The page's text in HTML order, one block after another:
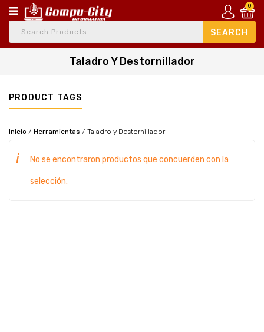
0
Taladro Y Destornillador
PRODUCT TAGS
Inicio / Herramientas / Taladro y Destornillador
No se encontraron productos que concuerden con la
selección.